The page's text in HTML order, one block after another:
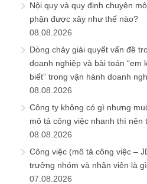
Nội quy và quy định chuyên
phận được xây như thế nào?
08.08.2026
Dòng chảy giải quyết vấn đề
doanh nghiệp và bài toán “em
biết” trong vận hành doanh
08.08.2026
Công ty không có gì nhưng
mô tả công việc nhanh thì nên
08.08.2026
Công việc (mô tả công việc –
trưởng nhóm và nhân viên là
07.08.2026